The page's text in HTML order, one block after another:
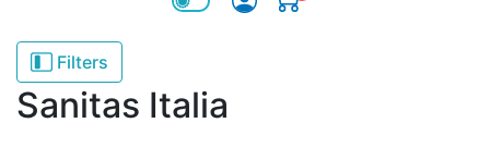
Filters
Sanitas Italia